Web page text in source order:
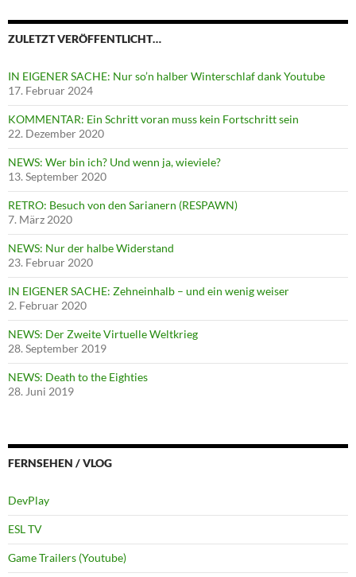
ZULETZT VERÖFFENTLICHT…
IN EIGENER SACHE: Nur so’n halber Winterschlaf dank Youtube
17. Februar 2024
KOMMENTAR: Ein Schritt voran muss kein Fortschritt sein
22. Dezember 2020
NEWS: Wer bin ich? Und wenn ja, wieviele?
13. September 2020
RETRO: Besuch von den Sarianern (RESPAWN)
7. März 2020
NEWS: Nur der halbe Widerstand
23. Februar 2020
IN EIGENER SACHE: Zehneinhalb – und ein wenig weiser
2. Februar 2020
NEWS: Der Zweite Virtuelle Weltkrieg
28. September 2019
NEWS: Death to the Eighties
28. Juni 2019
FERNSEHEN / VLOG
DevPlay
ESL TV
Game Trailers (Youtube)